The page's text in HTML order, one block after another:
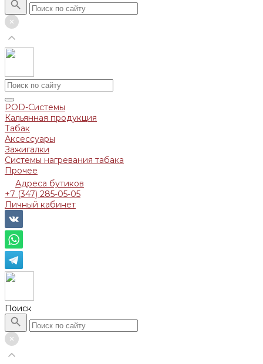
POD-Системы
Кальянная продукция
Табак
Аксессуары
Зажигалки
Системы нагревания табака
Прочее
Адреса бутиков
+7 (347) 285-05-05
Личный кабинет
Поиск